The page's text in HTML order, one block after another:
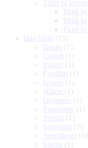
Thiết bị
Thiết
Thiết
Thiết
Bảo hành
(15)
Benro (1)
Canon
(1)
Elgato (1)
Fujifilm (1)
Gopro (1)
Nikon
(1)
Olympus (1)
Panasonic (1)
Pentax (1)
Samyang (1)
Sennhieser
(1)
Sigma (1)